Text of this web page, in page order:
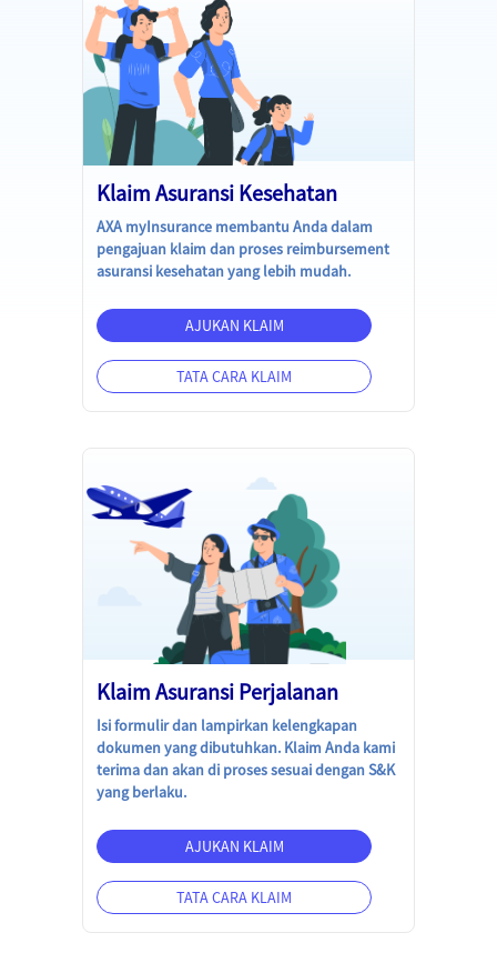
Klaim Asuransi Kesehatan
AXA myInsurance membantu Anda dalam
pengajuan klaim dan proses reimbursement
asuransi kesehatan yang lebih mudah.
AJUKAN KLAIM
TATA CARA KLAIM
Klaim Asuransi Perjalanan
Isi formulir dan lampirkan kelengkapan
dokumen yang dibutuhkan. Klaim Anda kami
terima dan akan di proses sesuai dengan S&K
yang berlaku.
AJUKAN KLAIM
TATA CARA KLAIM